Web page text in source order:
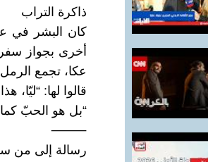
ذاكرة التراب
أخرى بجواز
عكا، تجمع
قالوا لها: “ليّا،
“بل هو الحبّ كما
⸻
رسالة إلى من